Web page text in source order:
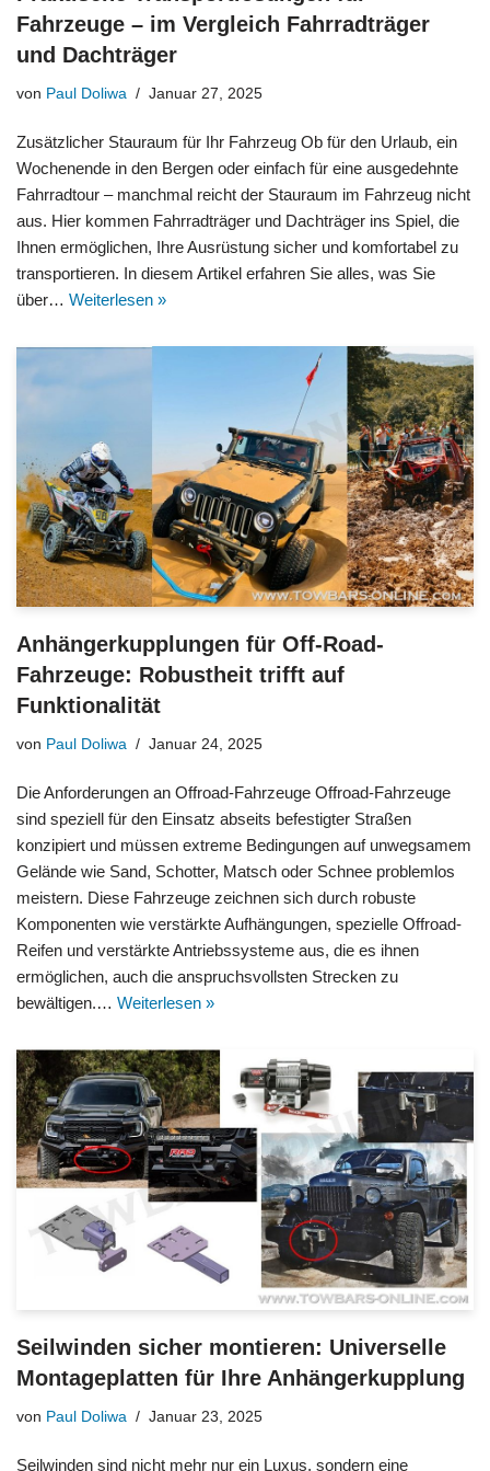
Fahrzeuge – im Vergleich Fahrradträger
und Dachträger
von Paul Doliwa Januar 27, 2025
Zusätzlicher Stauraum für Ihr Fahrzeug Ob für den Urlaub, ein
Wochenende in den Bergen oder einfach für eine ausgedehnte
Fahrradtour – manchmal reicht der Stauraum im Fahrzeug nicht
aus. Hier kommen Fahrradträger und Dachträger ins Spiel, die
Ihnen ermöglichen, Ihre Ausrüstung sicher und komfortabel zu
transportieren. In diesem Artikel erfahren Sie alles, was Sie
über… Weiterlesen »
Anhängerkupplungen für Off-Road-
Fahrzeuge: Robustheit trifft auf
Funktionalität
von Paul Doliwa Januar 24, 2025
Die Anforderungen an Offroad-Fahrzeuge Offroad-Fahrzeuge
sind speziell für den Einsatz abseits befestigter Straßen
konzipiert und müssen extreme Bedingungen auf unwegsamem
Gelände wie Sand, Schotter, Matsch oder Schnee problemlos
meistern. Diese Fahrzeuge zeichnen sich durch robuste
Komponenten wie verstärkte Aufhängungen, spezielle Offroad-
Reifen und verstärkte Antriebssysteme aus, die es ihnen
ermöglichen, auch die anspruchsvollsten Strecken zu
bewältigen.… Weiterlesen »
Seilwinden sicher montieren: Universelle
Montageplatten für Ihre Anhängerkupplung
von Paul Doliwa Januar 23, 2025
Seilwinden sind nicht mehr nur ein Luxus, sondern eine